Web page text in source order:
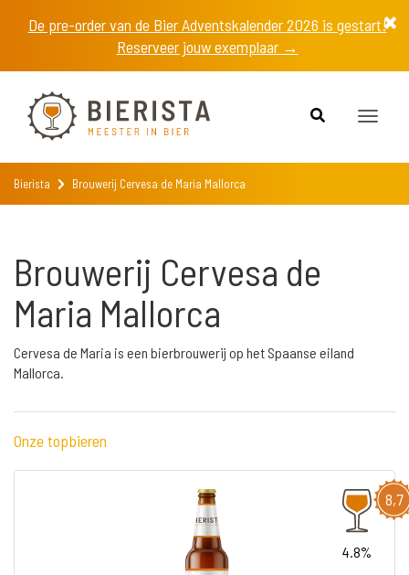
De pre-order van de Bier Adventskalender 2026 is gestart!
Reserveer jouw exemplaar →
Toggle
Bierista Brouwerij Cervesa de Maria Mallorca
Brouwerij Cervesa de
Maria Mallorca
Cervesa de Maria is een bierbrouwerij op het Spaanse eiland
Mallorca.
Onze topbieren
8,7
4.8%